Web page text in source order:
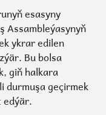
esasyny
Assambleýasynyň
ykrar edilen
Bu bolsa
giň halkara
durmuşa geçirmek